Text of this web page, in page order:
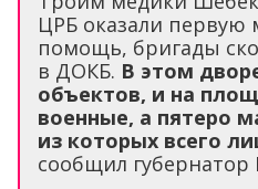
ЦРБ оказали первую
помощь, бригады
в ДОКБ. В этом
объектов, и на
военные, а пятеро
из которых всего
сообщил губернатор